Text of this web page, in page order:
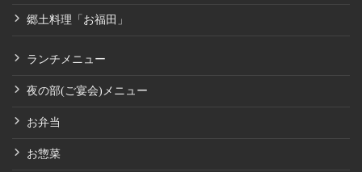
郷土料理「お福田」
ランチメニュー
夜の部(ご宴会)メニュー
お弁当
お惣菜